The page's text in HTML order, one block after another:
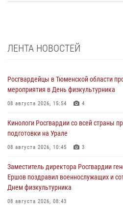
ЛЕНТА НОВОСТЕЙ
Росгвардейцы в Тюменской области
мероприятия в День физкультурника
08 августа 2026, 15:54 4
Кинологи Росгвардии со всей страны
подготовки на Урале
08 августа 2026, 10:45 3
Заместитель директора Росгвардии
Ершов поздравил военнослужащих и
Днем физкультурника
08 августа 2026, 08:43